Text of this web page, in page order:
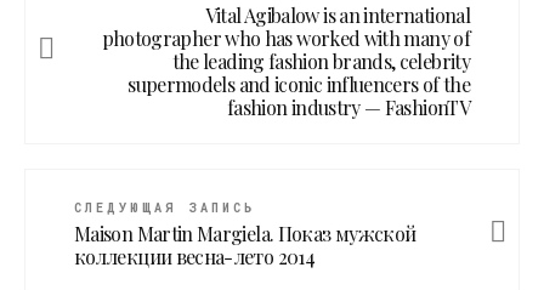
Vital Agibalow is an international
photographer who has worked with many of
the leading fashion brands, celebrity
supermodels and iconic influencers of the
fashion industry — FashionTV
СЛЕДУЮЩАЯ ЗАПИСЬ
Maison Martin Margiela. Показ мужской
коллекции весна-лето 2014